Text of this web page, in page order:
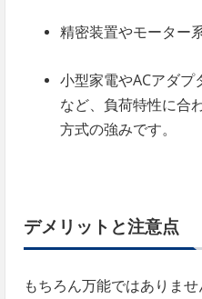
精密装置やモーター
小型家電やACアダプ
など、負荷特性に合
方式の強みです。
デメリットと注意点
もちろん万能ではありま